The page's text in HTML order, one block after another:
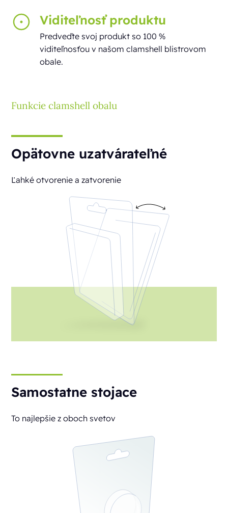
Viditeľnosť produktu
Predveďte svoj produkt so 100 %
viditeľnosťou v našom clamshell blistrovom
obale.
Funkcie clamshell obalu
Opätovne uzatvárateľné
Ľahké otvorenie a zatvorenie
Samostatne stojace
To najlepšie z oboch svetov